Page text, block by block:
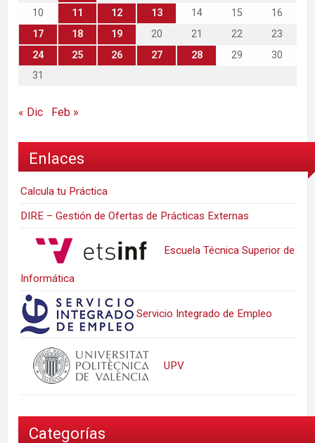
10
11 12 13 14 15
16
17
18 19 20 21 22
23
24
25 26 27 28 29
30
31
« Dic Feb »
Enlaces
Calcula tu Práctica
DIRE – Gestión de Ofertas de Prácticas Externas
Escuela Técnica Superior de
Informática
Servicio Integrado de Empleo
UPV
Categorías